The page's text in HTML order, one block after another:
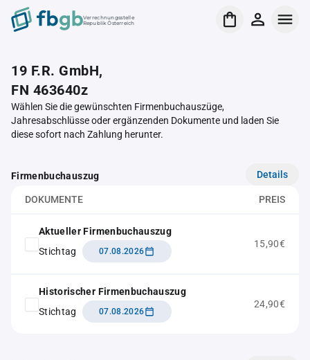
Verrechnungsstelle
Republik Österreich
19 F.R. GmbH,
FN 463640z
Wählen Sie die gewünschten Firmenbuchauszüge,
Jahresabschlüsse oder ergänzenden Dokumente und laden Sie
diese sofort nach Zahlung herunter.
Firmenbuchauszug Details
DOKUMENTE PREIS
Aktueller Firmenbuchauszug
Stichtag
07.08.2026
15,90€
Historischer Firmenbuchauszug
Stichtag
07.08.2026
24,90€